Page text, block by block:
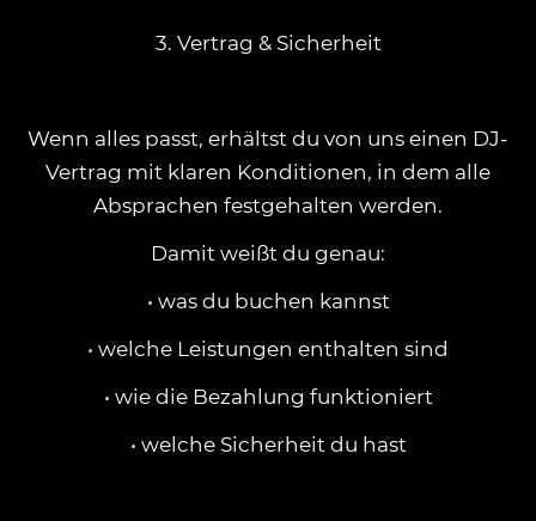
3. Vertrag & Sicherheit
Wenn alles passt, erhältst du von uns einen DJ-
Vertrag mit klaren Konditionen, in dem alle
Absprachen festgehalten werden.
Damit weißt du genau:
• was du buchen kannst
• welche Leistungen enthalten sind
• wie die Bezahlung funktioniert
• welche Sicherheit du hast